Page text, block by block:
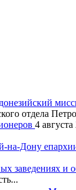
отдела
4
на-Дону
заведениях и